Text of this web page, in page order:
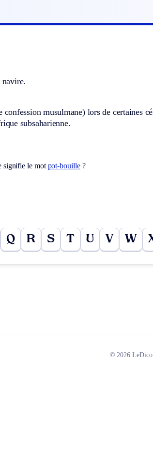
navire.
musulmane) lors de certaines
subsaharienne.
signifie le mot pot-bouille?
Q R S T U V W
© 2026 LeDico